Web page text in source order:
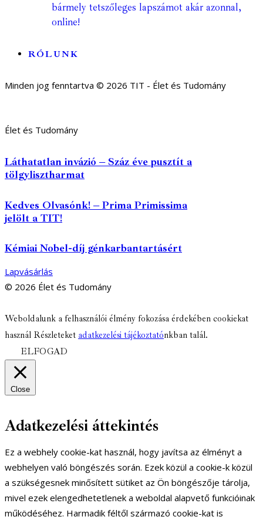
bármely tetszőleges lapszámot akár azonnal,
online!
RÓLUNK
Minden jog fenntartva © 2026 TIT - Élet és Tudomány
Élet és Tudomány
Láthatatlan invázió – Száz éve pusztít a
tölgylisztharmat
Kedves Olvasónk! – Prima Primissima
jelölt a TIT!
Kémiai Nobel-díj génkarbantartásért
Lapvásárlás
© 2026 Élet és Tudomány
facebook-
1
youtube-
1
email
Weboldalunk a felhasználói élmény fokozása érdekében cookiekat
használ Részleteket adatkezelési tájékoztatónkban talál.
ELFOGAD
Close
Adatkezelési áttekintés
Ez a webhely cookie-kat használ, hogy javítsa az élményt a
webhelyen való böngészés során. Ezek közül a cookie-k közül
a szükségesnek minősített sütiket az Ön böngészője tárolja,
mivel ezek elengedhetetlenek a weboldal alapvető funkcióinak
működéséhez. Harmadik féltől származó cookie-kat is